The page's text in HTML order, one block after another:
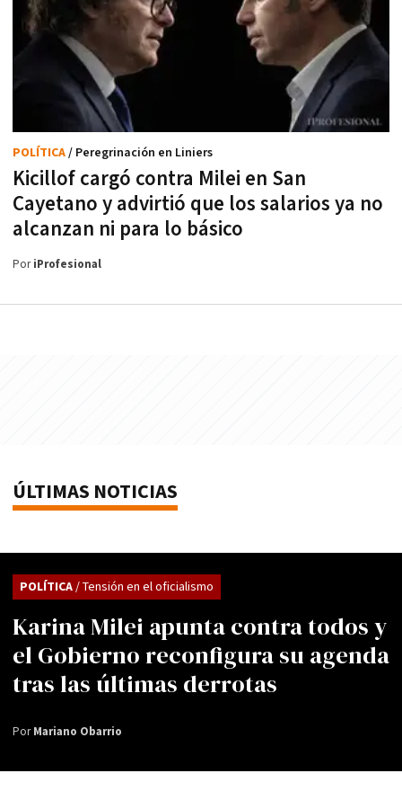
Kicillof cargó contra Milei en San
Cayetano y advirtió que los salarios ya no
alcanzan ni para lo básico
POLÍTICA/ Peregrinación en Liniers
PoriProfesional
ÚLTIMAS NOTICIAS
Karina Milei apunta contra todos y
el Gobierno reconfigura su agenda
tras las últimas derrotas
POLÍTICA/ Tensión en el oficialismo
PorMariano Obarrio